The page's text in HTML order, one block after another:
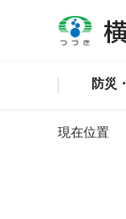
防災
現在位置